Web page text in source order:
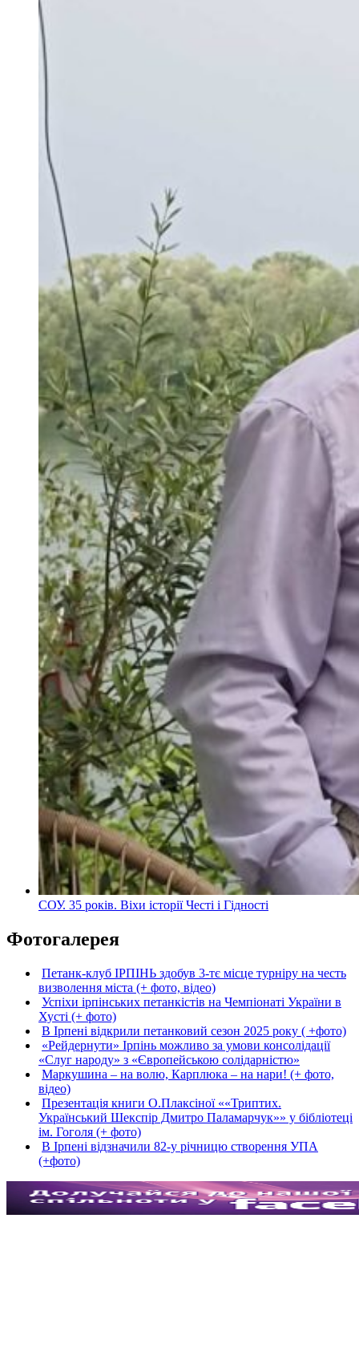
СОУ. 35 років. Віхи історії Честі і Гідності
Фотогалерея
Петанк-клуб ІРПІНЬ здобув 3-тє місце турніру на честь
визволення міста (+ фото, відео)
Успіхи ірпінських петанкістів на Чемпіонаті України в
Хусті (+ фото)
В Ірпені відкрили петанковий сезон 2025 року ( +фото)
«Рейдернути» Ірпінь можливо за умови консолідації
«Слуг народу» з «Європейською солідарністю»
Маркушина – на волю, Карплюка – на нари! (+ фото,
відео)
Презентація книги О.Плаксіної ««Триптих.
Український Шекспір Дмитро Паламарчук»» у бібліотеці
ім. Гоголя (+ фото)
В Ірпені відзначили 82-у річницю створення УПА
(+фото)